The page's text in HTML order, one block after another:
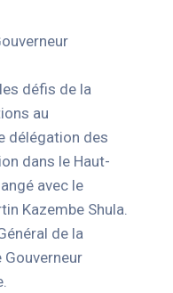
défis de la
au
délégation des
dans le Haut-
avec le
Kazembe Shula.
de la
Gouverneur